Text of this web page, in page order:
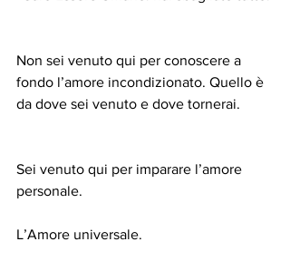
Non sei venuto qui per conoscere a
fondo l’amore incondizionato. Quello è
da dove sei venuto e dove tornerai.
Sei venuto qui per imparare l’amore
personale.
L’Amore universale.